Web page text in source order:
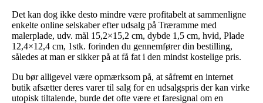
Det kan dog ikke desto mindre være profitabelt at sammenligne
enkelte online selskaber efter udsalg på Træramme med
malerplade, udv. mål 15,2×15,2 cm, dybde 1,5 cm, hvid, Plade
12,4×12,4 cm, 1stk. forinden du gennemfører din bestilling,
således at man er sikker på at få fat i den mindst kostelige pris.
Du bør alligevel være opmærksom på, at såfremt en internet
butik afsætter deres varer til salg for en udsalgspris der kan virke
utopisk tiltalende, burde det ofte være et faresignal om en